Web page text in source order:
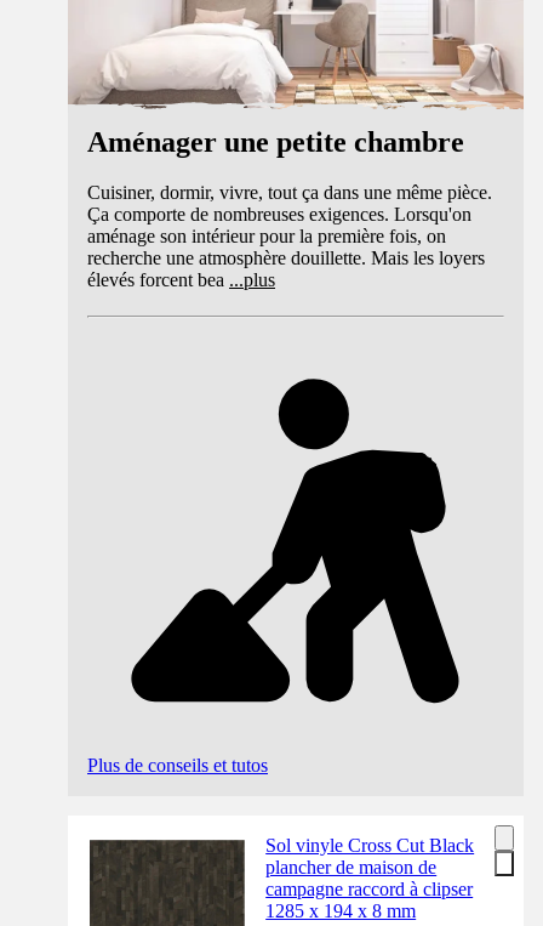
Aménager une petite chambre
Cuisiner, dormir, vivre, tout ça dans une même pièce.
Ça comporte de nombreuses exigences. Lorsqu'on
aménage son intérieur pour la première fois, on
recherche une atmosphère douillette. Mais les loyers
élevés forcent bea ...plus
Plus de conseils et tutos
Sol vinyle Cross Cut Black
plancher de maison de
campagne raccord à clipser
1285 x 194 x 8 mm